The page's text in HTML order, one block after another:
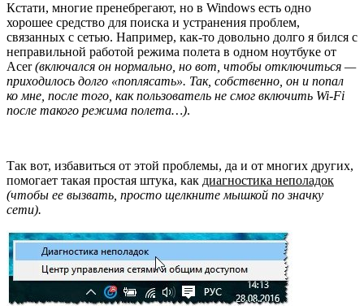
Кстати, многие пренебрегают, но в Windows есть одно
хорошее средство для поиска и устранения проблем,
связанных с сетью. Например, как-то довольно долго я бился с
неправильной работой режима полета в одном ноутбуке от
Acer(включался он нормально, но вот, чтобы отключиться —
приходилось долго «поплясать». Так, собственно, он и попал
ко мне, после того, как пользователь не смог включить Wi-Fi
после такого режима полета…).
Так вот, избавиться от этой проблемы, да и от многих других,
помогает такая простая штука, как диагностика неполадок
(чтобы ее вызвать, просто щелкните мышкой по значку
сети).